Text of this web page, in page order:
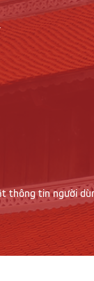
thông tin người